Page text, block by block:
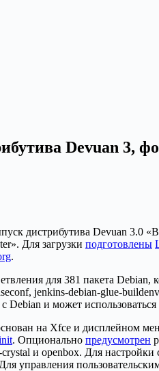
Devuan 3,
дистрибутива Devuan 3.0
Для загрузки подготовлены
.
для 381 пакета
jenkins-debian-glue-
Debian и может
на Xfce и дисплейном
. Опционально предусмотрен
и openbox. Для настройки
управления